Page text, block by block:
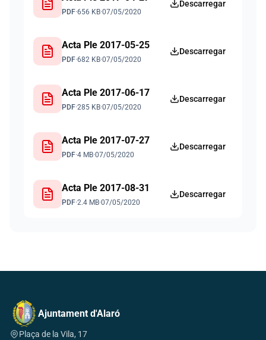
PDF·656 KB·07/05/2020
Descarregar
Acta Ple 2017-05-25
PDF·682 KB·07/05/2020
Descarregar
Acta Ple 2017-06-17
PDF·285 KB·07/05/2020
Descarregar
Acta Ple 2017-07-27
PDF·4 MB·07/05/2020
Descarregar
Acta Ple 2017-08-31
PDF·2.4 MB·07/05/2020
Descarregar
Ajuntament d'Alaró
Plaça de la Vila, 17